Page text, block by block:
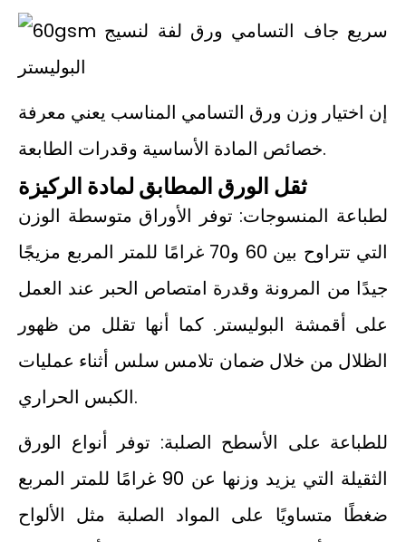
إن اختيار وزن ورق التسامي المناسب يعني معرفة
خصائص المادة الأساسية وقدرات الطابعة.
ثقل الورق المطابق لمادة الركيزة
لطباعة المنسوجات: توفر الأوراق متوسطة الوزن
التي تتراوح بين 60 و70 غرامًا للمتر المربع مزيجًا
جيدًا من المرونة وقدرة امتصاص الحبر عند العمل
على أقمشة البوليستر. كما أنها تقلل من ظهور
الظلال من خلال ضمان تلامس سلس أثناء عمليات
الكبس الحراري.
للطباعة على الأسطح الصلبة: توفر أنواع الورق
الثقيلة التي يزيد وزنها عن 90 غرامًا للمتر المربع
ضغطًا متساويًا على المواد الصلبة مثل الألواح